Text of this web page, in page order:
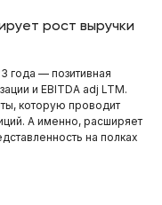
рост выручки
года — позитивная
и EBITDA adj LTM.
которую проводит
А именно, расширяет
на полках